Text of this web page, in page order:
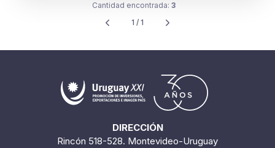
Cantidad encontrada: 3
1 / 1
DIRECCIÓN
Rincón 518-528. Montevideo-Uruguay